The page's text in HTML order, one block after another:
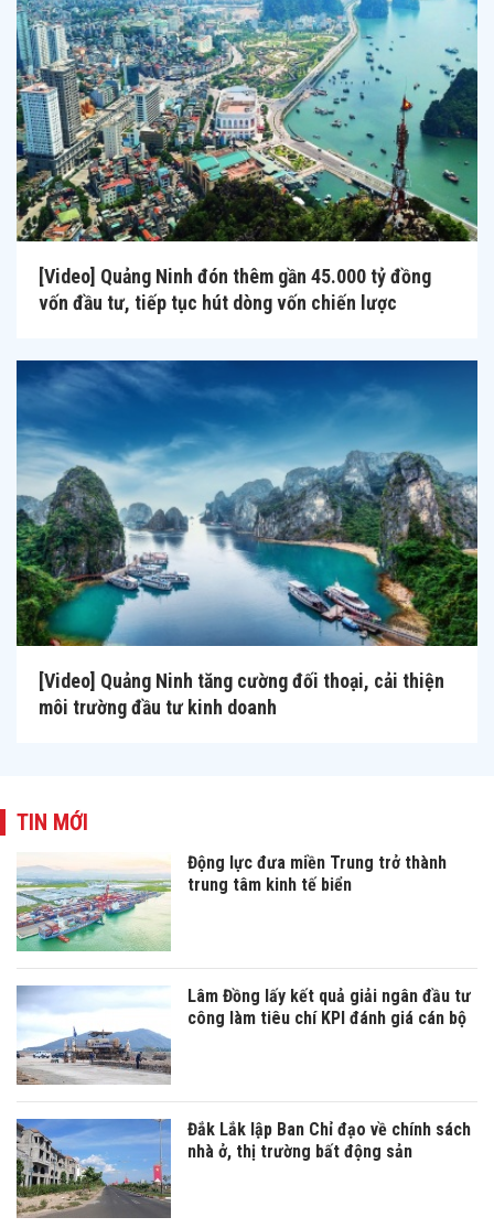
[Video] Quảng Ninh đón thêm gần 45.000 tỷ đồng
vốn đầu tư, tiếp tục hút dòng vốn chiến lược
[Video] Quảng Ninh tăng cường đối thoại, cải thiện
môi trường đầu tư kinh doanh
TIN MỚI
Động lực đưa miền Trung trở thành
trung tâm kinh tế biển
Lâm Đồng lấy kết quả giải ngân đầu tư
công làm tiêu chí KPI đánh giá cán bộ
Đắk Lắk lập Ban Chỉ đạo về chính sách
nhà ở, thị trường bất động sản